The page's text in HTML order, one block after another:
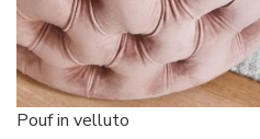
Pouf in velluto